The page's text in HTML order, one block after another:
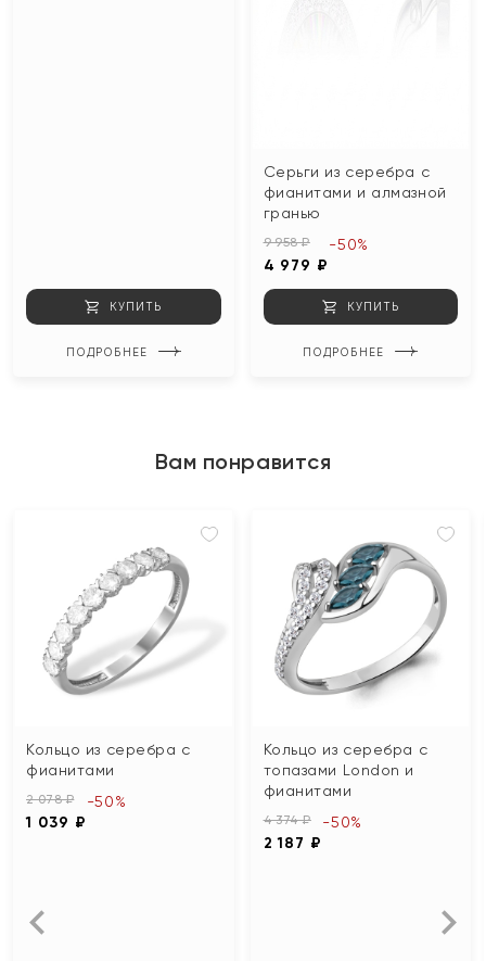
КУПИТЬ
ПОДРОБНЕЕ
Серьги из серебра с
фианитами и алмазной
гранью
9 958 ₽
4 979 ₽
-50%
КУПИТЬ
ПОДРОБНЕЕ
Вам понравится
Кольцо из серебра с
фианитами
2 078 ₽
1 039 ₽
-50%
Кольцо из серебра с
топазами London и
фианитами
4 374 ₽
2 187 ₽
-50%